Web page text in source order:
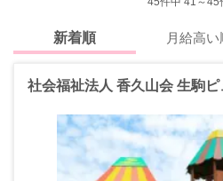
新着順 月給高い
社会福祉法人 香久山会 生駒ピ